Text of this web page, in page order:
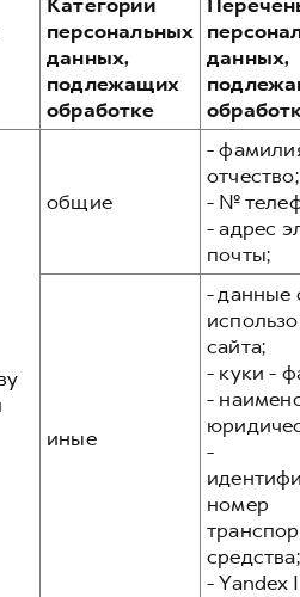
клиентов
персональных
данных,
подлежащих
обработке
данных,
общие
-
отчество;
- №
- адрес
почты;
иные
- данные
сайта;
- куки -
-
-
номер
средства;
- Yandex